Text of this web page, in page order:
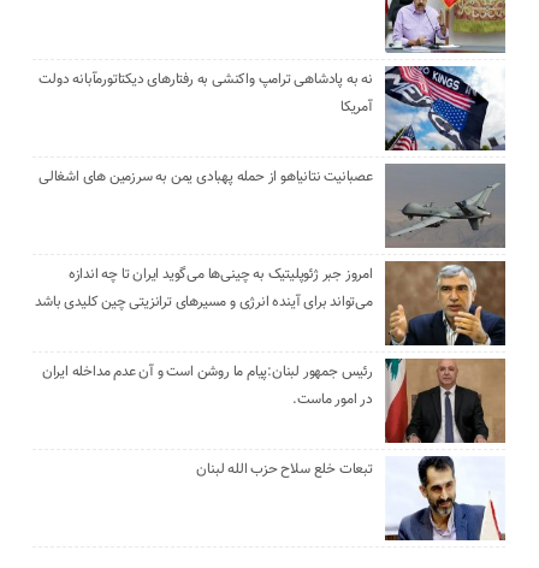
نه به پادشاهی ترامپ واکنشی به رفتارهای دیکتاتورمآبانه دولت
آمریکا
عصبانیت نتانیاهو از حمله پهبادی یمن به سرزمین های اشغالی
امروز جبر ژئوپلیتیک به چینی‌ها می‌گوید ایران تا چه اندازه
می‌تواند برای آینده انرژی و مسیرهای ترانزیتی چین کلیدی باشد
رئیس جمهور لبنان:پیام ما روشن است و آن عدم مداخله ایران
در امور ماست.
تبعات خلع سلاح حزب الله لبنان